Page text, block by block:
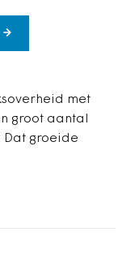
met
groot aantal
Dat groeide